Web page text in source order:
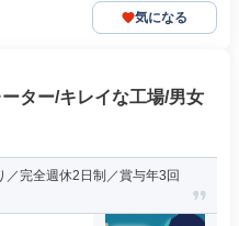
気になる
ター/キレイな工場/男女
／完全週休2日制／賞与年3回